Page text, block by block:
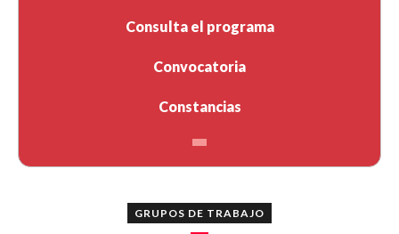
Consulta el programa
Convocatoria
Constancias
GRUPOS DE TRABAJO